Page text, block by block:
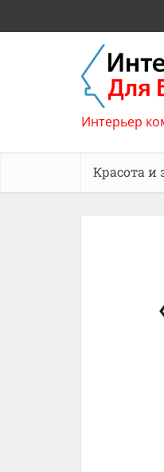
Интерьер
Красота и